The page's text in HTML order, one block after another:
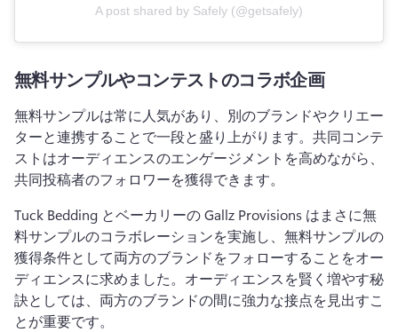
A post shared by Safely (@getsafely)
無料サンプルやコンテストのコラボ企画
無料サンプルは常に人気があり、別のブランドやクリエー
ターと連携することで一段と盛り上がります。 共同コンテ
ストはオーディエンスのエンゲージメントを高めながら、
共同投稿者のフォロワーを獲得できます。
Tuck Bedding とベーカリーの Gallz Provisions はまさに無
料サンプルのコラボレーションを実施し、無料サンプルの
獲得条件として両方のブランドをフォローすることをオー
ディエンスに求めました。 オーディエンスを賢く増やす秘
訣としては、両方のブランドの間に強力な接点を見出すこ
とが重要です。